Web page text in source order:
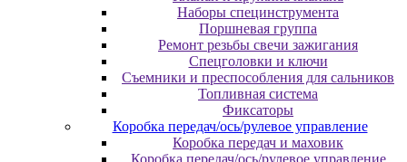
Наборы специнструмента
Поршневая группа
Ремонт резьбы свечи зажигания
Спецголовки и ключи
Съемники и преспособления для сальников
Топливная система
Фиксаторы
Коробка передач/ось/рулевое управление
Коробка передач и маховик
Коробка передач/ось/рулевое управление